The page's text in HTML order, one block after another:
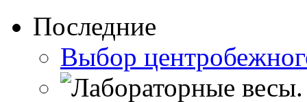
Последние
Выбор